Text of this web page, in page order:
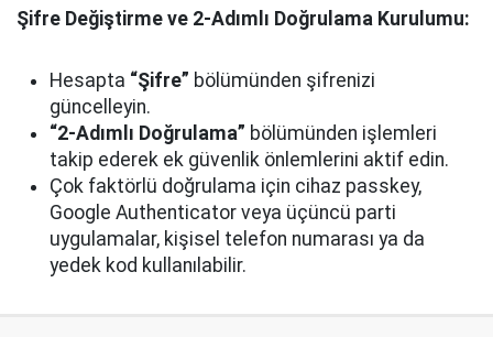
Şifre Değiştirme ve 2-Adımlı Doğrulama Kurulumu:
Hesapta “Şifre” bölümünden şifrenizi
güncelleyin.
“2-Adımlı Doğrulama” bölümünden işlemleri
takip ederek ek güvenlik önlemlerini aktif edin.
Çok faktörlü doğrulama için cihaz passkey,
Google Authenticator veya üçüncü parti
uygulamalar, kişisel telefon numarası ya da
yedek kod kullanılabilir.